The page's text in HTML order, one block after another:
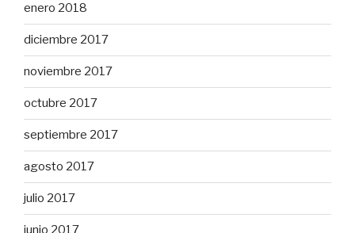
enero 2018
diciembre 2017
noviembre 2017
octubre 2017
septiembre 2017
agosto 2017
julio 2017
junio 2017